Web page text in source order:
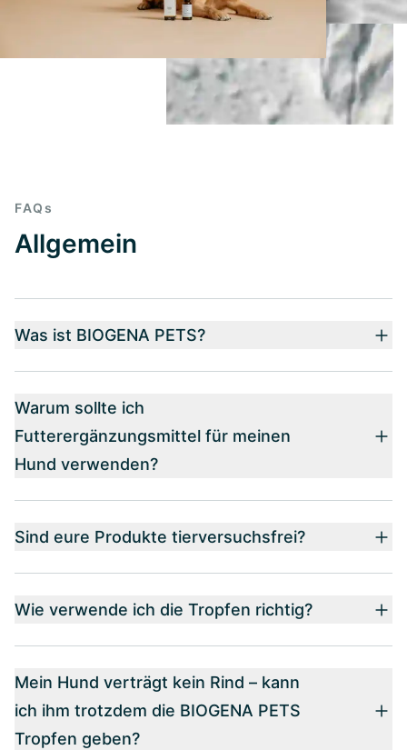
FAQs
Allgemein
Was ist BIOGENA PETS?
Warum sollte ich
Futterergänzungsmittel für meinen
Hund verwenden?
Sind eure Produkte tierversuchsfrei?
Wie verwende ich die Tropfen richtig?
Mein Hund verträgt kein Rind – kann
ich ihm trotzdem die BIOGENA PETS
Tropfen geben?